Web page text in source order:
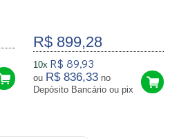
R$ 899,28
10x R$ 89,93
ou R$ 836,33 no
Depósito Bancário ou pix